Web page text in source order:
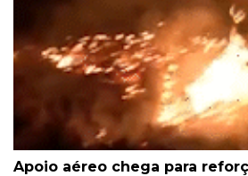
Apoio aéreo chega para